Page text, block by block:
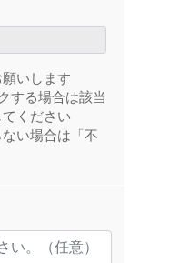
いします
する場合は該当
ください
い場合は「不